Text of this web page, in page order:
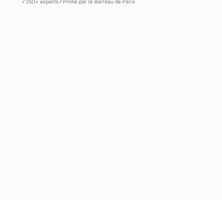
✓ 250+ experts✓ Primé par le Barreau de Paris